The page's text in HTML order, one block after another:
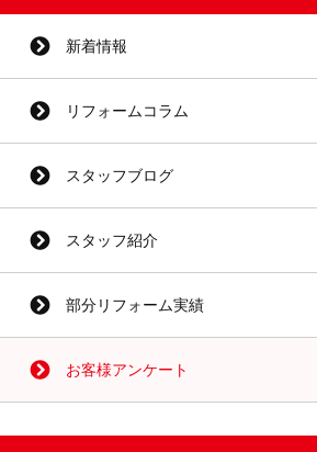
新着情報
リフォームコラム
スタッフブログ
スタッフ紹介
部分リフォーム実績
お客様アンケート